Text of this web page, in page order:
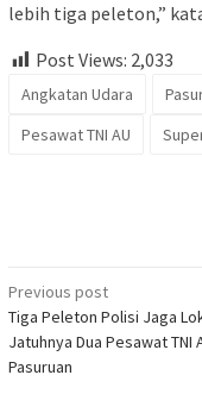
lebih tiga peleton,”
Post Views: 2,033
Angkatan Udara
Pesawat TNI AU
Post
navigation
Previous post
Tiga Peleton Polisi Jaga
Jatuhnya Dua Pesawat TNI
Pasuruan